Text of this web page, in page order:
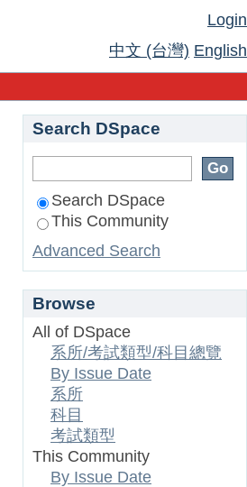
Login
中文 (台灣) English
Search DSpace
Search DSpace
This Community
Advanced Search
Browse
All of DSpace
系所/考試類型/科目總覽
By Issue Date
系所
科目
考試類型
This Community
By Issue Date